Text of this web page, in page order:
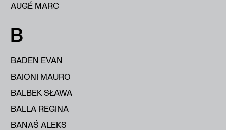
AUGÉ MARC
B
BADEN EVAN
BAIONI MAURO
BALBEK SŁAWA
BALLA REGINA
BANAŚ ALEKS